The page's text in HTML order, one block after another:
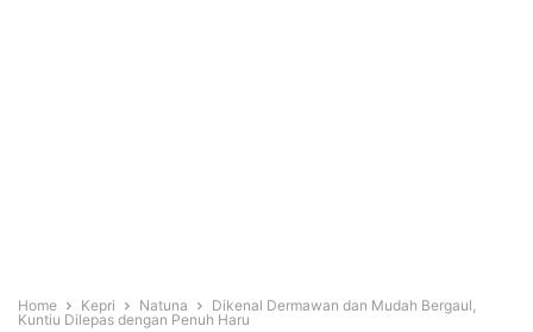
Home Kepri Natuna
Dikenal Dermawan dan Mudah Bergaul,
Kuntiu Dilepas dengan Penuh Haru